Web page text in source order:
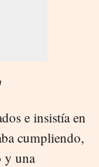
e insistía en
cumpliendo,
y una